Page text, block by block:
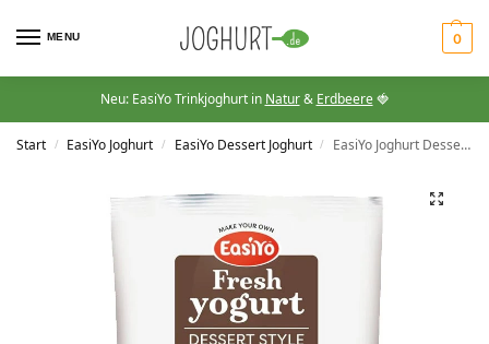
MENU 0
Neu: EasiYo Trinkjoghurt in Natur& Erdbeere🍓
Start / EasiYo Joghurt / EasiYo Dessert Joghurt / EasiYo Joghurt Dessert Schokolade & Orange